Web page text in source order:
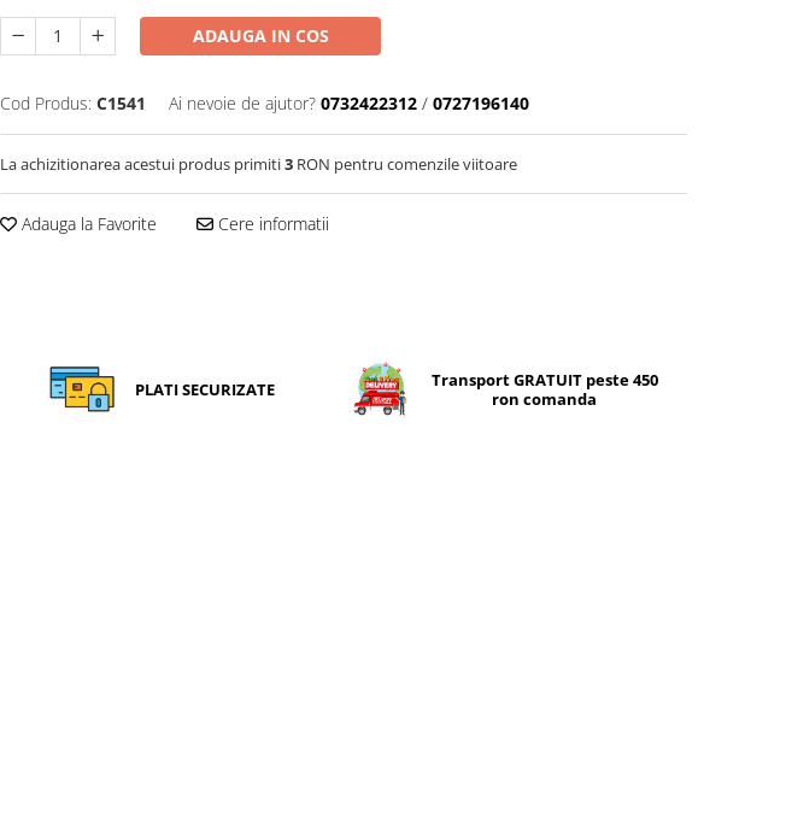
ADAUGA IN COS
Cod Produs: C1541 Ai nevoie de ajutor? 0732422312 / 0727196140
La achizitionarea acestui produs primiti3 RON pentru comenzile viitoare
Adauga la Favorite Cere informatii
PLATI SECURIZATE
Transport GRATUIT peste 450
ron comanda